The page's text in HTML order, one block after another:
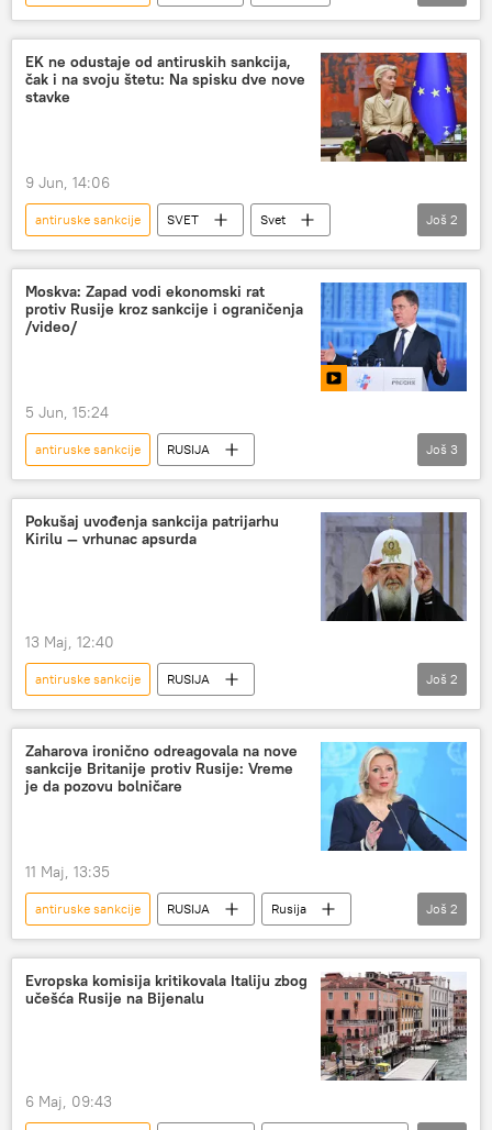
Rusija
sankcije
sankcije Rusiji
Patrijarh Kiril
EK ne odustaje od antiruskih sankcija,
čak i na svoju štetu: Na spisku dve nove
stavke
9 Jun, 14:06
antiruske sankcije SVET
Svet
Rusija
Ursula fon der Lajen
Još 2
Moskva: Zapad vodi ekonomski rat
protiv Rusije kroz sankcije i ograničenja
/video/
5 Jun, 15:24
antiruske sankcije
RUSIJA
Rusija – ekonomija
Aleksandar Novak
Zapad
Još 3
Pokušaj uvođenja sankcija patrijarhu
Kirilu — vrhunac apsurda
13 Maj, 12:40
antiruske sankcije
RUSIJA
Rusija – društvo
Patrijarh Kiril
Evropska unija (EU)
Još 2
Zaharova ironično odreagovala na nove
sankcije Britanije protiv Rusije: Vreme
je da pozovu bolničare
11 Maj, 13:35
antiruske sankcije RUSIJA
Rusija
Marija Zaharova
sankcije
Još 2
Evropska komisija kritikovala Italiju zbog
učešća Rusije na Bijenalu
6 Maj, 09:43